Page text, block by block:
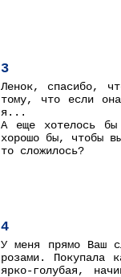
3
Ленок, спасибо,
тому, что если
я...
А еще хотелось
хорошо бы, чтобы
то сложилось?
4
У меня прямо Ваш
розами. Покупала
ярко-голубая,